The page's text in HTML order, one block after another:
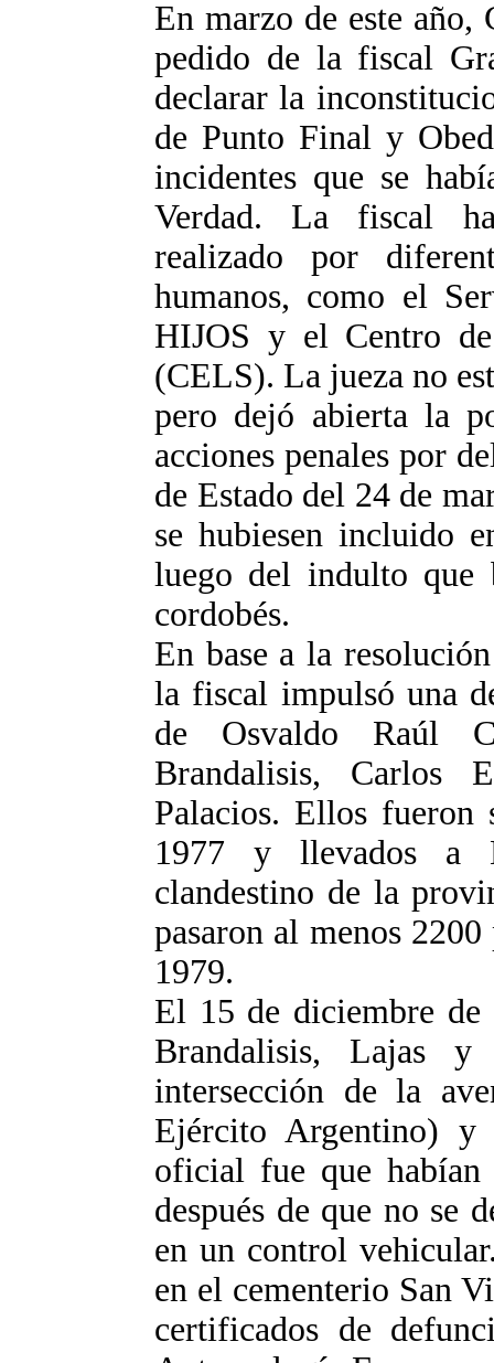
En marzo de este año,
pedido de la fiscal
declarar la
de Punto Final y
incidentes que se
Verdad. La fiscal
realizado por
humanos, como el
HIJOS y el Centro
(CELS). La jueza no
pero dejó abierta la
acciones penales por
de Estado del 24 de
se hubiesen incluido
luego del indulto que
cordobés.
En base a la
la fiscal impulsó una
de Osvaldo Raúl
Brandalisis, Carlos
Palacios. Ellos fueron
1977 y llevados a
clandestino de la
pasaron al menos
1979.
El 15 de diciembre de
Brandalisis, Lajas y
intersección de la
Ejército Argentino) y
oficial fue que habían
después de que no se
en un control
en el cementerio San
certificados de